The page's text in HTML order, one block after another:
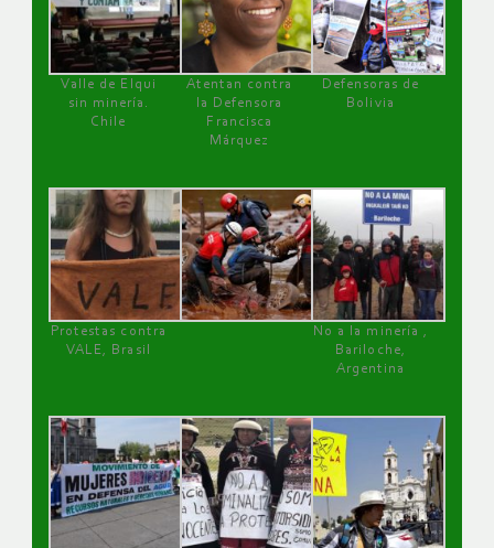
Valle de Elqui
sin minería.
Chile
Atentan contra
la Defensora
Francisca
Márquez
Defensoras de
Bolivia
Protestas contra
VALE, Brasil
No a la minería ,
Bariloche,
Argentina